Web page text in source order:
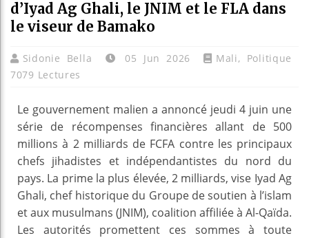
d’Iyad Ag Ghali, le JNIM et le FLA dans
le viseur de Bamako
Sidonie Bella 05 Jun 2026 Mali, Politique
7079 Lectures
Le gouvernement malien a annoncé jeudi 4 juin une
série de récompenses financières allant de 500
millions à 2 milliards de FCFA contre les principaux
chefs jihadistes et indépendantistes du nord du
pays. La prime la plus élevée, 2 milliards, vise Iyad Ag
Ghali, chef historique du Groupe de soutien à l’islam
et aux musulmans (JNIM), coalition affiliée à Al-Qaïda.
Les autorités promettent ces sommes à toute